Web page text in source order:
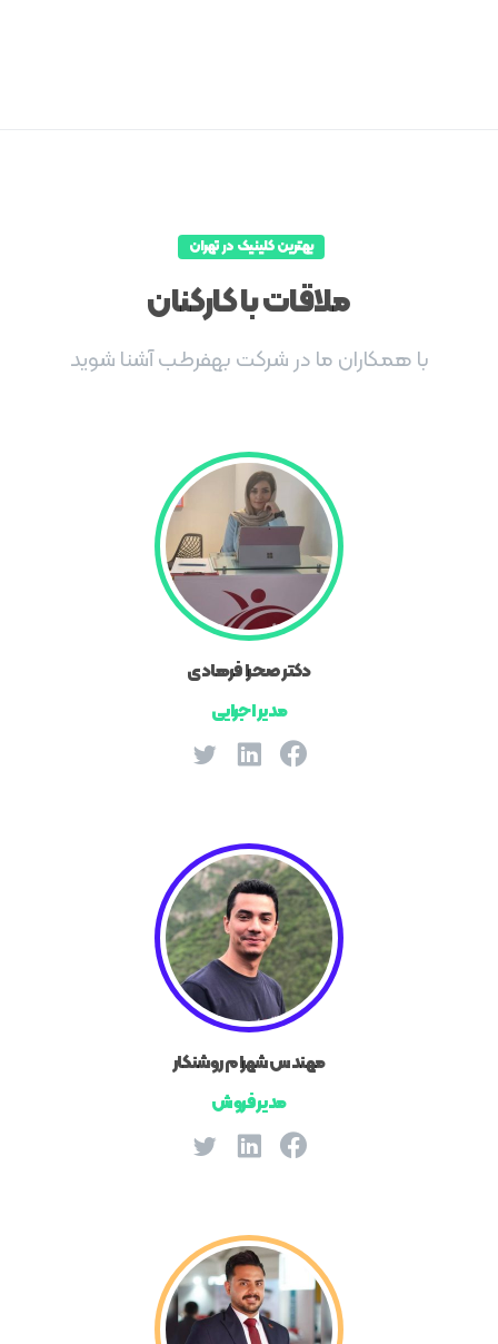
بهترین کلینیک در تهران
ملاقاتباکارکنان
با همکاران ما در شرکت بهفرطب آشنا شوید
دکتر صحرا فرهادی
مدیر اجرایی
مهندس شهرام روشنکار
مدیر فروش